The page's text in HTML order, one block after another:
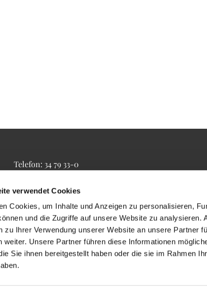
verwendet Cookies
Cookies, um Inhalte und Anzeigen zu personalisieren,
und die Zugriffe auf unsere Website zu analysieren.
zu Ihrer Verwendung unserer Website an unsere Partner
weiter. Unsere Partner führen diese Informationen
Sie ihnen bereitgestellt haben oder die sie im Rahmen
Telefon: 34 79 33-0
Email: pfarrbuero@maertyrer-von-berlin.de
Impressum